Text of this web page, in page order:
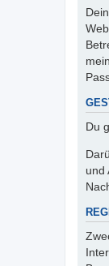
Du
und